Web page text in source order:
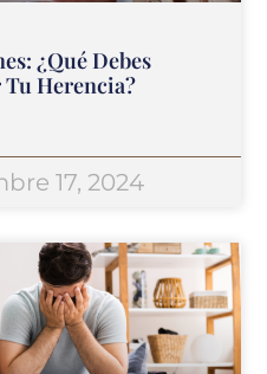
¿Qué Debes
Tu Herencia?
17, 2024